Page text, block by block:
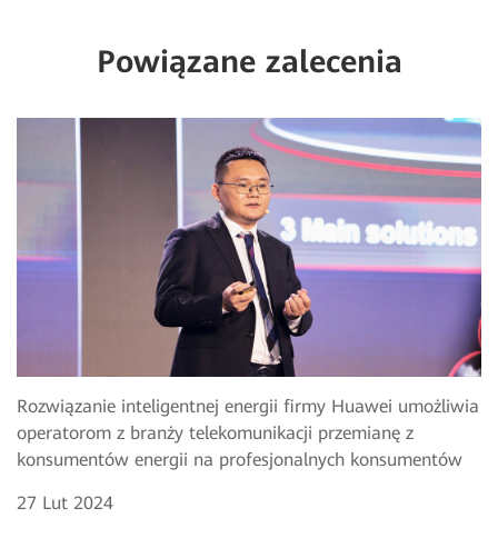
Powiązane zalecenia
Rozwiązanie inteligentnej energii firmy Huawei umożliwia
operatorom z branży telekomunikacji przemianę z
konsumentów energii na profesjonalnych konsumentów
27 Lut 2024